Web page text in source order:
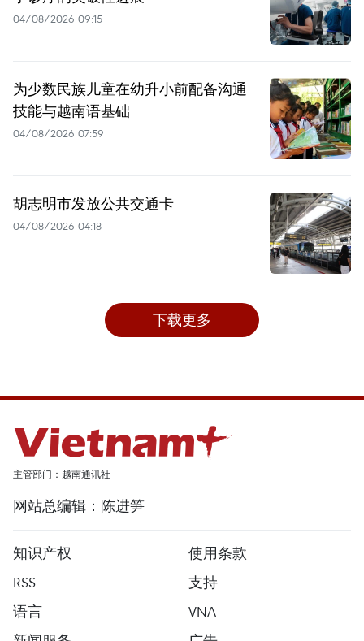
04/08/2026 09:15
为少数民族儿童在幼升小前配备沟通
技能与越南语基础
04/08/2026 07:59
胡志明市发放公共交通卡
04/08/2026 04:18
下载更多
主管部门：越南通讯社
网站总编辑：陈进笋
知识产权
使用条款
RSS
支持
语言
VNA